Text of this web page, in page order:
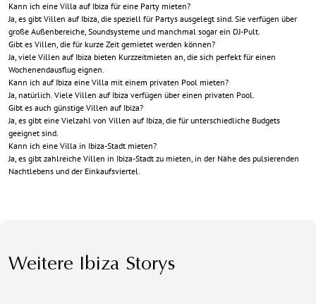
Kann ich eine Villa auf Ibiza für eine Party mieten?
Ja, es gibt Villen auf Ibiza, die speziell für Partys ausgelegt sind. Sie verfügen über
große Außenbereiche, Soundsysteme und manchmal sogar ein DJ-Pult.
Gibt es Villen, die für kurze Zeit gemietet werden können?
Ja, viele Villen auf Ibiza bieten Kurzzeitmieten an, die sich perfekt für einen
Wochenendausflug eignen.
Kann ich auf Ibiza eine Villa mit einem privaten Pool mieten?
Ja, natürlich. Viele Villen auf Ibiza verfügen über einen privaten Pool.
Gibt es auch günstige Villen auf Ibiza?
Ja, es gibt eine Vielzahl von Villen auf Ibiza, die für unterschiedliche Budgets
geeignet sind.
Kann ich eine Villa in Ibiza-Stadt mieten?
Ja, es gibt zahlreiche Villen in Ibiza-Stadt zu mieten, in der Nähe des pulsierenden
Nachtlebens und der Einkaufsviertel.
Weitere Ibiza Storys